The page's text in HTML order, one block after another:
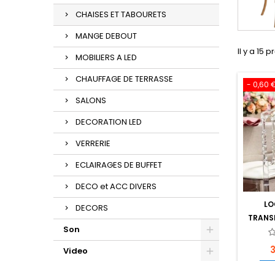
CHAISES ET TABOURETS
MANGE DEBOUT
MOBILIERS A LED
CHAUFFAGE DE TERRASSE
SALONS
DECORATION LED
VERRERIE
ECLAIRAGES DE BUFFET
DECO et ACC DIVERS
DECORS
Son
Video
Il y a 15
- 0,60